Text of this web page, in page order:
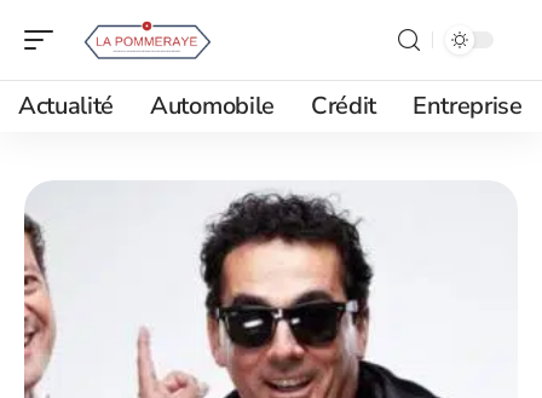
Actualité Automobile Crédit Entreprise